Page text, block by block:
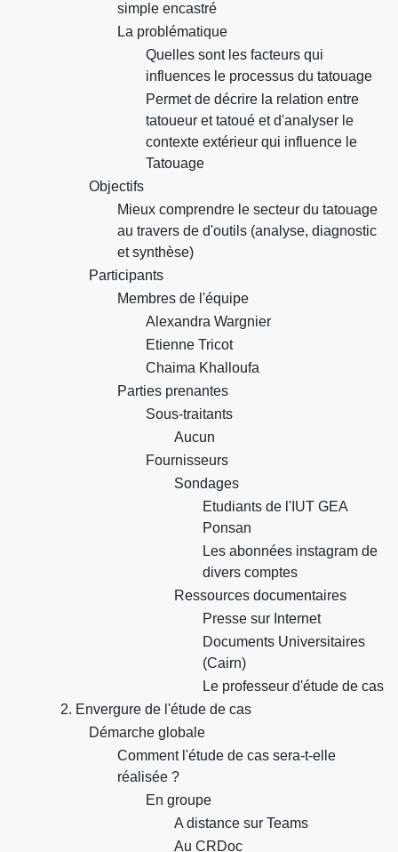
simple encastré
La problématique
Quelles sont les facteurs qui
influences le processus du tatouage
Permet de décrire la relation entre
tatoueur et tatoué et d'analyser le
contexte extérieur qui influence le
Tatouage
Objectifs
Mieux comprendre le secteur du tatouage
au travers de d'outils (analyse, diagnostic
et synthèse)
Participants
Membres de l'équipe
Alexandra Wargnier
Etienne Tricot
Chaima Khalloufa
Parties prenantes
Sous-traitants
Aucun
Fournisseurs
Sondages
Etudiants de l'IUT GEA
Ponsan
Les abonnées instagram de
divers comptes
Ressources documentaires
Presse sur Internet
Documents Universitaires
(Cairn)
Le professeur d'étude de cas
2. Envergure de l'étude de cas
Démarche globale
Comment l'étude de cas sera-t-elle
réalisée ?
En groupe
A distance sur Teams
Au CRDoc